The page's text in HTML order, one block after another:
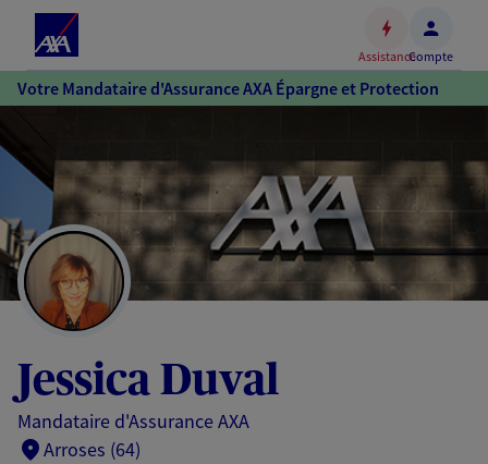
Accéder
au
Accéder
au
pied
de
page
AssistanceCompte
Votre Mandataire d'Assurance AXA Épargne et Protection
Jessica Duval
Mandataire d'Assurance AXA
Arroses (64)